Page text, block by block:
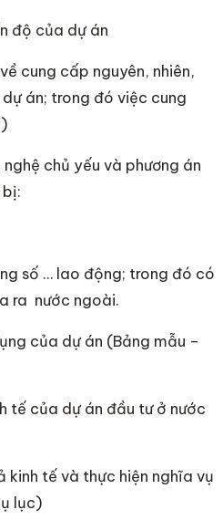
độ của dự án
cung cấp nguyên, nhiên,
án; trong đó việc cung
chủ yếu và phương án
số … lao động; trong đó có
ra nước ngoài.
của dự án (Bảng mẫu –
tế của dự án đầu tư ở nước
tế và thực hiện nghĩa vụ
lục)